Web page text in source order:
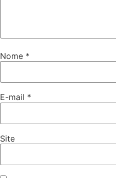
Nome *
E-mail *
Site